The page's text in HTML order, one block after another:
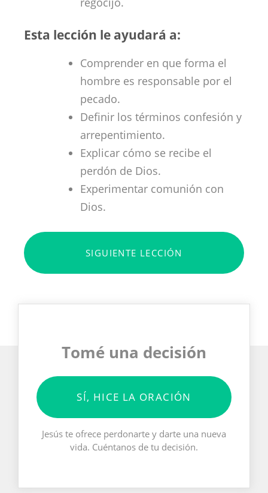
Esta lección le ayudará a:
Comprender en que forma el
hombre es responsable por el
pecado.
Definir los términos confesión y
arrepentimiento.
Explicar cómo se recibe el
perdón de Dios.
Experimentar comunión con
Dios.
SIGUIENTE LECCIÓN
Tomé una decisión
SÍ, HICE LA ORACIÓN
Jesús te ofrece perdonarte y darte una nueva
vida. Cuéntanos de tu decisión.